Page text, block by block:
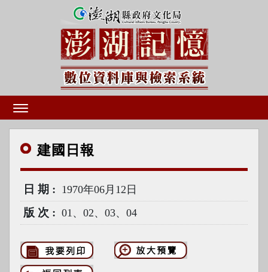
建國 日報
日期 1970年06月12日
版次 01、02、03、04